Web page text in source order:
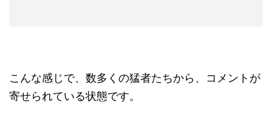
こんな感じで、数多くの猛者たちから、コメントが
寄せられている状態です。